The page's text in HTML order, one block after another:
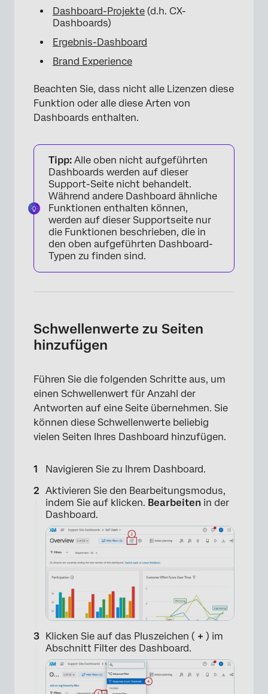
Dashboard-Projekte (d.h. CX-
Dashboards)
Ergebnis-Dashboard
Brand Experience
Beachten Sie, dass nicht alle Lizenzen diese
Funktion oder alle diese Arten von
Dashboards enthalten.
Tipp: Alle oben nicht aufgeführten
Dashboards werden auf dieser
Support-Seite nicht behandelt.
Während andere Dashboard ähnliche
Funktionen enthalten können,
werden auf dieser Supportseite nur
die Funktionen beschrieben, die in
den oben aufgeführten Dashboard-
Typen zu finden sind.
Schwellenwerte zu Seiten
hinzufügen
Führen Sie die folgenden Schritte aus, um
einen Schwellenwert für Anzahl der
Antworten auf eine Seite übernehmen. Sie
können diese Schwellenwerte beliebig
vielen Seiten Ihres Dashboard hinzufügen.
Navigieren Sie zu Ihrem Dashboard.
Aktivieren Sie den Bearbeitungsmodus,
indem Sie auf klicken. Bearbeiten in der
Dashboard.
Klicken Sie auf das Pluszeichen ( + ) im
Abschnitt Filter des Dashboard.